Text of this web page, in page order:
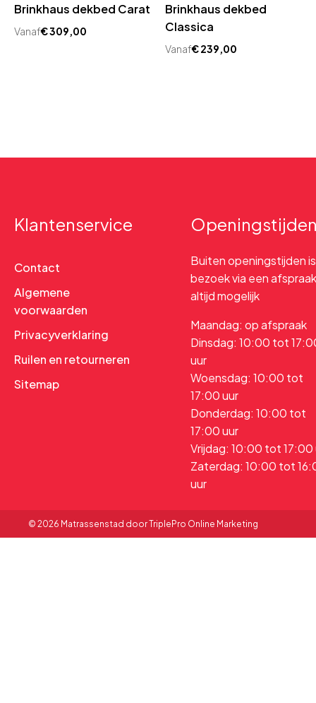
Brinkhaus dekbed Carat
Vanaf€309,00
Brinkhaus dekbed
Classica
Vanaf€239,00
Klantenservice
Contact
Algemene
voorwaarden
Privacyverklaring
Ruilen en retourneren
Sitemap
Buiten openingstijden is
bezoek via een afspraak
altijd mogelijk
Maandag: op afspraak
Dinsdag: 10:00 tot
uur
Woensdag: 10:00 tot
17:00 uur
Donderdag: 10:00 tot
17:00 uur
Vrijdag: 10:00 tot 17:00
Zaterdag: 10:00 tot
uur
© 2026 Matrassenstad door TriplePro Online Marketing